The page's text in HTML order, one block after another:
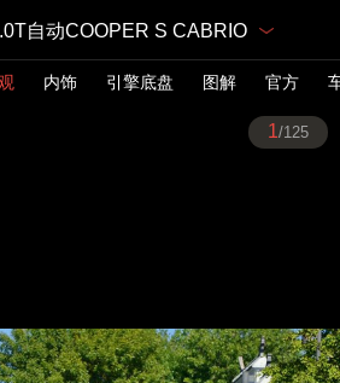
自动COOPER S CABRIO
内饰 引擎底盘 图解 官方
1/125